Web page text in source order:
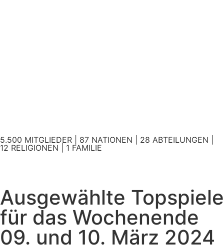
5.500 MITGLIEDER | 87 NATIONEN | 28 ABTEILUNGEN |
12 RELIGIONEN | 1 FAMILIE
Ausgewählte Topspiele
für das Wochenende
09. und 10. März 2024